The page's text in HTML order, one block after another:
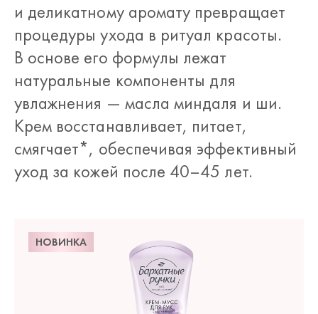
и деликатному аромату превращает
процедуры ухода в ритуал красоты.
В основе его формулы лежат
натуральные компоненты для
увлажнения — масла миндаля и ши.
Крем восстанавливает, питает,
смягчает*, обеспечивая эффективный
уход за кожей после 40–45 лет.
НОВИНКА